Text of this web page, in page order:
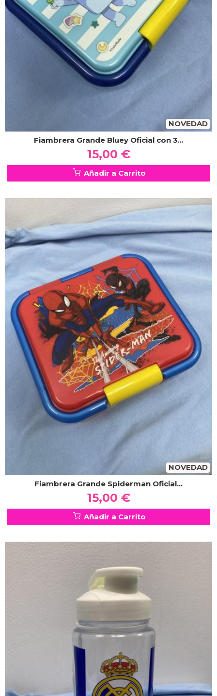
NOVEDAD
Fiambrera Grande Bluey Oficial con 3...
15,00 €
Añadir a Carrito
NOVEDAD
Fiambrera Grande Spiderman Oficial...
15,00 €
Añadir a Carrito